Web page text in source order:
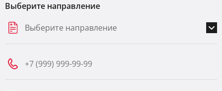
Выберите направление
Выберите направление